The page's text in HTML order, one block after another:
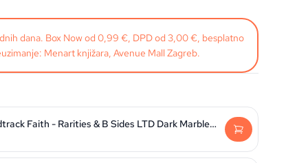
dana. Box Now od 0,99 €, DPD od 3,00 €, besplatno
Menart knjižara, Avenue Mall Zagreb.
Carnage Visors Soundtrack Faith - Rarities & B Sides LTD Dark Marble Purple Vinyl